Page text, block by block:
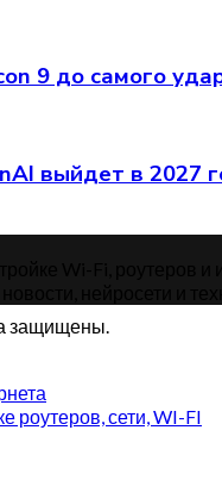
9 до самого
выйдет в
защищены.
роутеров, сети, WI-FI